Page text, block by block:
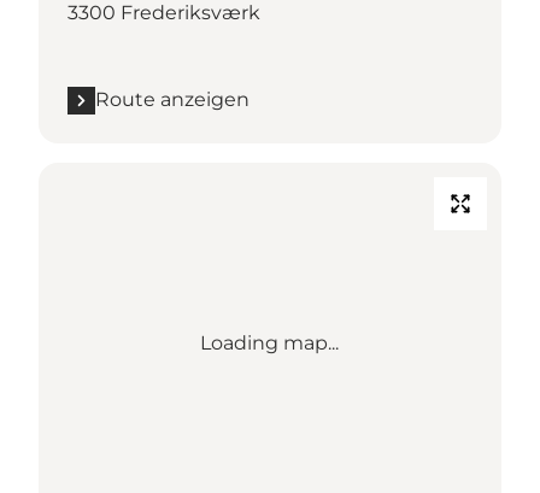
3300 Frederiksværk
Route anzeigen
Loading map...